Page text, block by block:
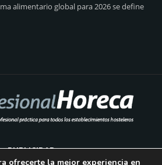
alimentario global para 2026 se define
PUBLICIDAD
ofrecerte la mejor experiencia en